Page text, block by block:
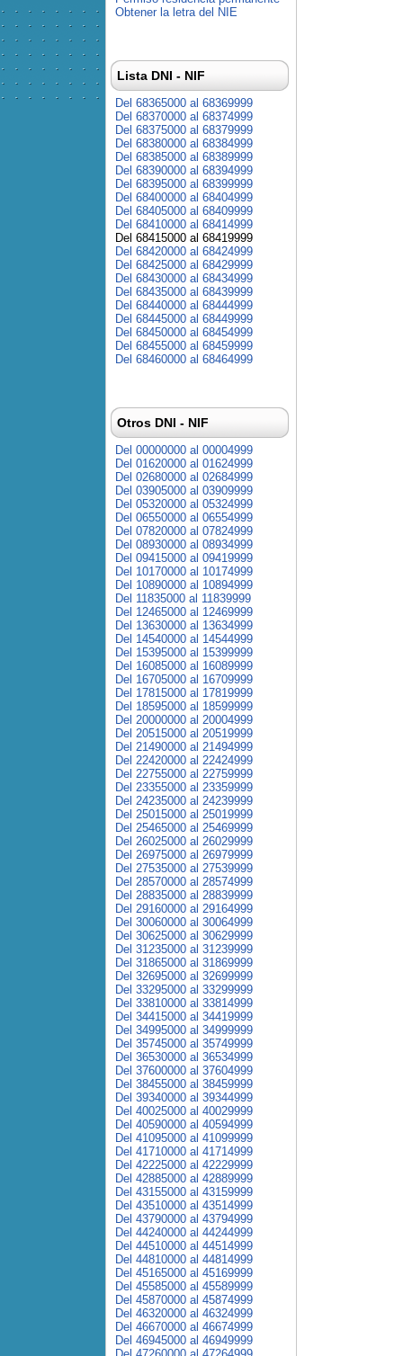
Obtener la letra del NIE
Lista DNI - NIF
Del 68365000 al 68369999
Del 68370000 al 68374999
Del 68375000 al 68379999
Del 68380000 al 68384999
Del 68385000 al 68389999
Del 68390000 al 68394999
Del 68395000 al 68399999
Del 68400000 al 68404999
Del 68405000 al 68409999
Del 68410000 al 68414999
Del 68415000 al 68419999
Del 68420000 al 68424999
Del 68425000 al 68429999
Del 68430000 al 68434999
Del 68435000 al 68439999
Del 68440000 al 68444999
Del 68445000 al 68449999
Del 68450000 al 68454999
Del 68455000 al 68459999
Del 68460000 al 68464999
Otros DNI - NIF
Del 00000000 al 00004999
Del 01620000 al 01624999
Del 02680000 al 02684999
Del 03905000 al 03909999
Del 05320000 al 05324999
Del 06550000 al 06554999
Del 07820000 al 07824999
Del 08930000 al 08934999
Del 09415000 al 09419999
Del 10170000 al 10174999
Del 10890000 al 10894999
Del 11835000 al 11839999
Del 12465000 al 12469999
Del 13630000 al 13634999
Del 14540000 al 14544999
Del 15395000 al 15399999
Del 16085000 al 16089999
Del 16705000 al 16709999
Del 17815000 al 17819999
Del 18595000 al 18599999
Del 20000000 al 20004999
Del 20515000 al 20519999
Del 21490000 al 21494999
Del 22420000 al 22424999
Del 22755000 al 22759999
Del 23355000 al 23359999
Del 24235000 al 24239999
Del 25015000 al 25019999
Del 25465000 al 25469999
Del 26025000 al 26029999
Del 26975000 al 26979999
Del 27535000 al 27539999
Del 28570000 al 28574999
Del 28835000 al 28839999
Del 29160000 al 29164999
Del 30060000 al 30064999
Del 30625000 al 30629999
Del 31235000 al 31239999
Del 31865000 al 31869999
Del 32695000 al 32699999
Del 33295000 al 33299999
Del 33810000 al 33814999
Del 34415000 al 34419999
Del 34995000 al 34999999
Del 35745000 al 35749999
Del 36530000 al 36534999
Del 37600000 al 37604999
Del 38455000 al 38459999
Del 39340000 al 39344999
Del 40025000 al 40029999
Del 40590000 al 40594999
Del 41095000 al 41099999
Del 41710000 al 41714999
Del 42225000 al 42229999
Del 42885000 al 42889999
Del 43155000 al 43159999
Del 43510000 al 43514999
Del 43790000 al 43794999
Del 44240000 al 44244999
Del 44510000 al 44514999
Del 44810000 al 44814999
Del 45165000 al 45169999
Del 45585000 al 45589999
Del 45870000 al 45874999
Del 46320000 al 46324999
Del 46670000 al 46674999
Del 46945000 al 46949999